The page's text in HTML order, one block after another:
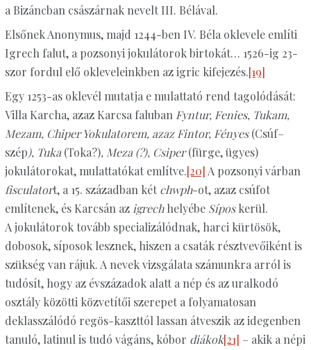
a Bizáncban császárnak nevelt III. Bélával.
Elsőnek Anonymus, majd 1244-ben IV. Béla oklevele említi
Igrech falut, a pozsonyi jokulátorok birtokát… 1526-ig 23-
szor fordul elő okleveleinkben az igric kifejezés.[19]
Egy 1253-as oklevél mutatja e mulattató rend tagolódását:
Villa Karcha, azaz Karcsa faluban Fyntur, Fenies, Tukam,
Mezam, Chiper Yokulatorem, azaz Fintor, Fényes(Csúf–
szép), Tuka(Toka?), Meza (?), Csiper(fürge, ügyes)
jokulátorokat, mulattatókat említve.[20] A pozsonyi várban
fisculatort, a 15. században két chwph-ot, azaz csúfot
említenek, és Karcsán az igrechhelyébe Síposkerül.
A jokulátorok tovább specializálódnak, harci kürtösök,
dobosok, síposok lesznek, hiszen a csaták résztvevőiként is
szükség van rájuk. A nevek vizsgálata számunkra arról is
tudósít, hogy az évszázadok alatt a nép és az uralkodó
osztály közötti közvetítői szerepet a folyamatosan
deklasszálódó regös-kaszttól lassan átveszik az idegenben
tanuló, latinul is tudó vágáns, kóbor diákok[21] – akik a népi